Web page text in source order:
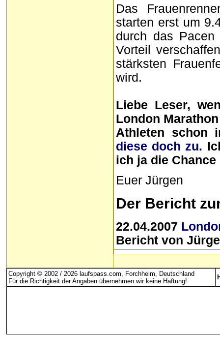
Das
starten erst um
durch das Pacen
Vorteil
stärksten
wird.
Liebe Leser,
London
Athleten schon
diese doch zu.
ich ja die
Euer Jürgen
Der Bericht
22.04.2007
Bericht von
Copyright © 2002 / 2026 laufspass.com, Forchheim, Deutschland
Für die Richtigkeit der Angaben übernehmen wir keine Haftung!